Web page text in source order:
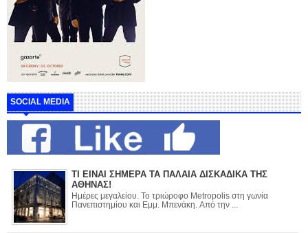
SOCIAL MEDIA
ΤΙ ΕΙΝΑΙ ΣΗΜΕΡΑ ΤΑ ΠΑΛΑΙΑ ΔΙΣΚΑΔΙΚΑ ΤΗΣ
ΑΘΗΝΑΣ!
Ημέρες μεγαλείου. Το τριώροφο Metropolis στη γωνία
Πανεπιστημίου και Εμμ. Μπενάκη. Από την ...